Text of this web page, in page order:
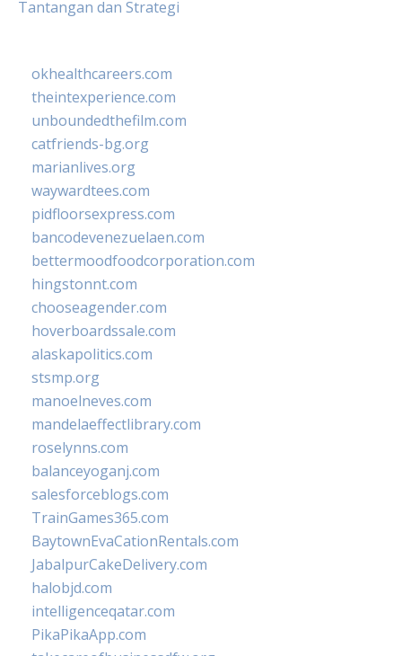
Tantangan dan Strategi
okhealthcareers.com
theintexperience.com
unboundedthefilm.com
catfriends-bg.org
marianlives.org
waywardtees.com
pidfloorsexpress.com
bancodevenezuelaen.com
bettermoodfoodcorporation.com
hingstonnt.com
chooseagender.com
hoverboardssale.com
alaskapolitics.com
stsmp.org
manoelneves.com
mandelaeffectlibrary.com
roselynns.com
balanceyoganj.com
salesforceblogs.com
TrainGames365.com
BaytownEvaCationRentals.com
JabalpurCakeDelivery.com
halobjd.com
intelligenceqatar.com
PikaPikaApp.com